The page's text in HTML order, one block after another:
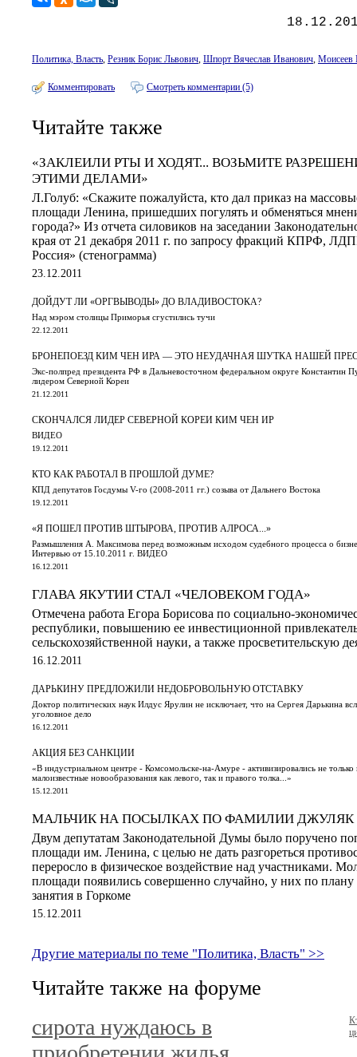
Политика, Власть, Резник Борис Львович, Шпорт Вячеслав Иванович, Моисеев
Комментировать Смотреть комментарии (5)
Читайте также
«ЗАКЛЕИЛИ РТЫ И ХОДЯТ... ВОЗЬМИТЕ
ЭТИМИ ДЕЛАМИ»
Л.Голуб: «Скажите пожалуйста, кто дал приказ на
площади Ленина, пришедших погулять и обменяться
города?» Из отчета силовиков на заседании
края от 21 декабря 2011 г. по запросу фракций КПРФ,
Россия» (стенограмма)
23.12.2011
ДОЙДУТ ЛИ «ОРГВЫВОДЫ» ДО ВЛАДИВОСТОКА?
Над мэром столицы Приморья сгустились тучи
22.12.2011
БРОНЕПОЕЗД КИМ ЧЕН ИРА — ЭТО НЕУДАЧНАЯ ШУТКА НАШЕЙ
Экс-полпред президента РФ в Дальневосточном федеральном округе Константин
лидером Северной Кореи
21.12.2011
СКОНЧАЛСЯ ЛИДЕР СЕВЕРНОЙ КОРЕИ КИМ ЧЕН ИР
ВИДЕО
19.12.2011
КТО КАК РАБОТАЛ В ПРОШЛОЙ ДУМЕ?
КПД депутатов Госдумы V-го (2008-2011 гг.) созыва от Дальнего Востока
19.12.2011
«Я ПОШЕЛ ПРОТИВ ШТЫРОВА, ПРОТИВ АЛРОСА...»
Размышления А. Максимова перед возможным исходом судебного процесса о
Интервью от 15.10.2011 г. ВИДЕО
16.12.2011
ГЛАВА ЯКУТИИ СТАЛ «ЧЕЛОВЕКОМ ГОДА»
Отмечена работа Егора Борисова по социально-
республики, повышению ее инвестиционной
сельскохозяйственной науки, а также просветительскую
16.12.2011
ДАРЬКИНУ ПРЕДЛОЖИЛИ НЕДОБРОВОЛЬНУЮ ОТСТАВКУ
Доктор политических наук Илдус Ярулин не исключает, что на Сергея Дарькина
уголовное дело
16.12.2011
АКЦИЯ БЕЗ САНКЦИИ
«В индустриальном центре - Комсомольске-на-Амуре - активизировались не
малоизвестные новообразования как левого, так и правого толка...»
15.12.2011
МАЛЬЧИК НА ПОСЫЛКАХ ПО ФАМИЛИИ ДЖУЛЯК
Двум депутатам Законодательной Думы было поручено
площади им. Ленина, с целью не дать разгореться
переросло в физическое воздействие над участниками.
площади появились совершенно случайно, у них по плану
занятия в Горкоме
15.12.2011
Другие материалы по теме "Политика, Власть" >>
Читайте также на форуме
сирота нуждаюсь в